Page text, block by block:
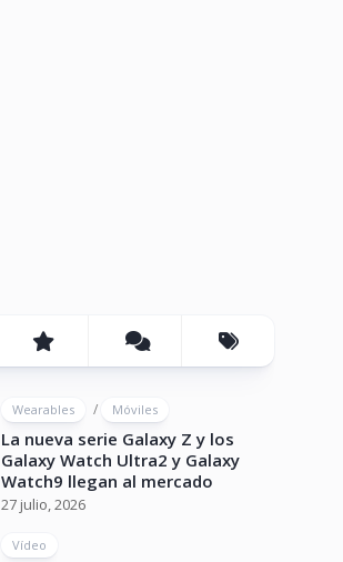
Wearables / Móviles
La nueva serie Galaxy Z y los
Galaxy Watch Ultra2 y Galaxy
Watch9 llegan al mercado
27 julio, 2026
Vídeo